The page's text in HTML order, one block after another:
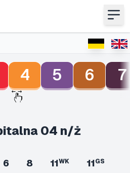
4 5 6 7
04 n/ż
6 8 11WK 11GS